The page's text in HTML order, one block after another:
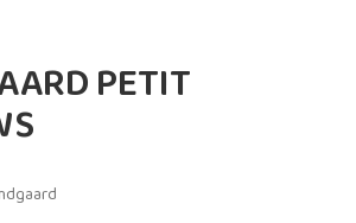
PETIT